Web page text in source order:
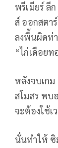
พรีเมียร์ ลี
ส์ ออกสตา
ลงพื้นผิดท่
“ไก่เดือย
หลังจบเก
สโมสร พบ
จะต้องใช้
นั่นทำให้ ซิ